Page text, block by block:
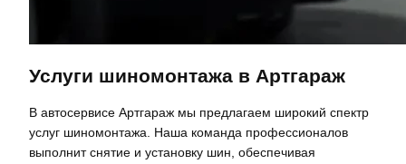
Услуги шиномонтажа в Артгараж
В автосервисе Артгараж мы предлагаем широкий спектр
услуг шиномонтажа. Наша команда профессионалов
выполнит снятие и установку шин, обеспечивая